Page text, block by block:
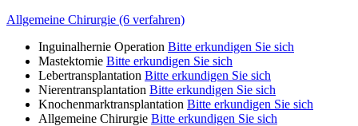
Allgemeine Chirurgie (6 verfahren)
Inguinalhernie Operation Bitte erkundigen Sie sich
Mastektomie Bitte erkundigen Sie sich
Lebertransplantation Bitte erkundigen Sie sich
Nierentransplantation Bitte erkundigen Sie sich
Knochenmarktransplantation Bitte erkundigen Sie sich
Allgemeine Chirurgie Bitte erkundigen Sie sich